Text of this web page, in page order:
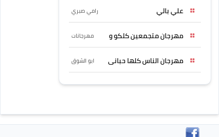
علي بالي رامي صبري
مهرجان متجمعين كلكو و مهرجانات
مهرجان الناس كلها حبانى ابو الشوق